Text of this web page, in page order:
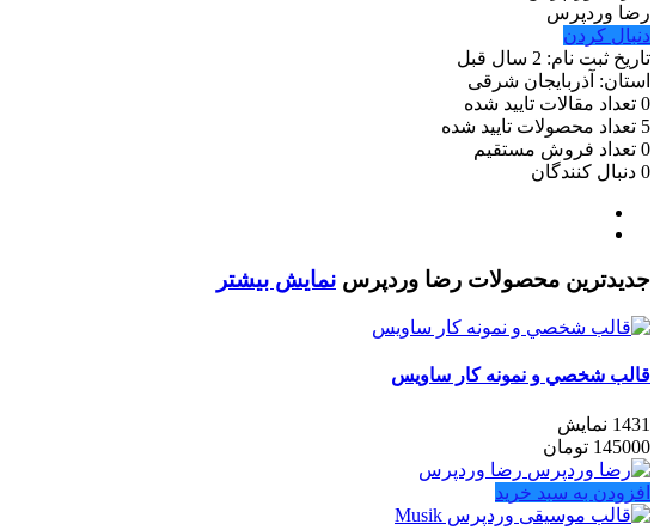
رضا وردپرس
دنبال کردن
تاریخ ثبت نام: 2 سال قبل
استان: آذربایجان شرقی
0 تعداد مقالات تایید شده
5 تعداد محصولات تایید شده
0 تعداد فروش مستقیم
0 دنبال کنندگان
جدیدترین محصولات رضا وردپرس نمایش بیشتر
قالب شخصي و نمونه كار ساويس
1431 نمایش
145000 تومان
رضا وردپرس
افزودن به سبد خرید